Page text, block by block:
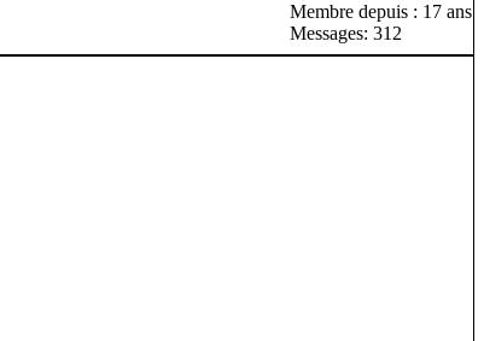
Membre depuis : 17 ans
Messages: 312